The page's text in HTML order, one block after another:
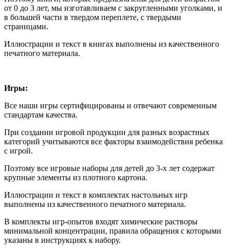
от 0 до 3 лет, мы изготавливаем с закругленными уголками, и
в большей части в твердом переплете, с твердыми
страницами.
Иллюстрации и текст в книгах выполнены из качественного
печатного материала.
Игры:
Все наши игры сертифицированы и отвечают современным
стандартам качества.
При создании игровой продукции для разных возрастных
категорий учитываются все факторы взаимодействия ребенка
с игрой.
Поэтому все игровые наборы для детей до 3-х лет содержат
крупные элементы из плотного картона.
Иллюстрации и текст в комплектах настольных игр
выполнены из качественного печатного материала.
В комплекты игр-опытов входят химические растворы
минимальной концентрации, правила обращения с которыми
указаны в инструкциях к набору.